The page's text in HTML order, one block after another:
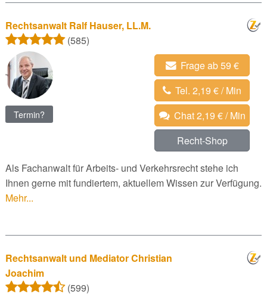
Rechtsanwalt Ralf Hauser, LL.M.
(585)
Termin?
Frage ab 59 €
Tel. 2,19 € / Min
Chat 2,19 € / Min
Recht-Shop
Als Fachanwalt für Arbeits- und Verkehrsrecht stehe ich
Ihnen gerne mit fundiertem, aktuellem Wissen zur Verfügung.
Mehr...
Rechtsanwalt und Mediator Christian
Joachim
(599)